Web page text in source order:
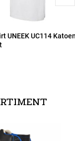
UNEEK UC114